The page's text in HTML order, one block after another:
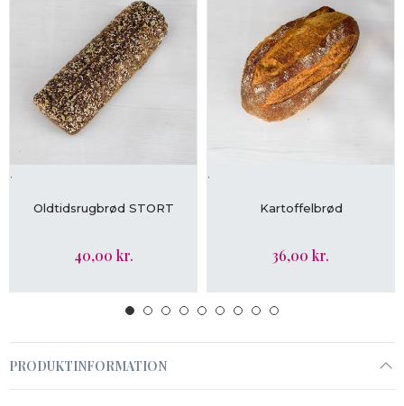
LÆG I KURV
.
Oldtidsrugbrød STORT
40,00 kr.
LÆG I KURV
.
Kartoffelbrød
36,00 kr.
PRODUKTINFORMATION